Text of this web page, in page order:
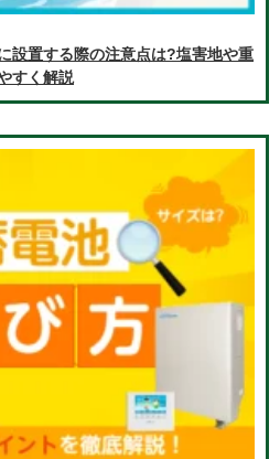
設置する際の注意点は?塩害地や重
すく解説